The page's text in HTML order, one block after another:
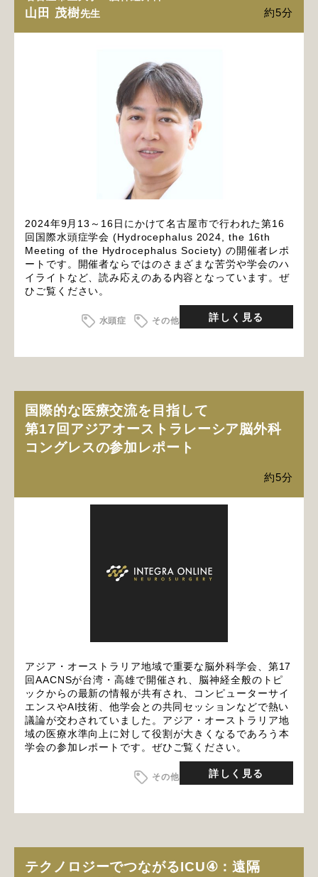
山田 茂樹先生 約5分
2024年9月13～16日にかけて名古屋市で行われた第16
回国際水頭症学会 (Hydrocephalus 2024, the 16th
Meeting of the Hydrocephalus Society) の開催者レポ
ートです。開催者ならではのさまざまな苦労や学会のハ
イライトなど、読み応えのある内容となっています。ぜ
ひご覧ください。
水頭症 その他 詳しく見る
国際的な医療交流を目指して
第17回アジアオーストラレーシア脳外科
コングレスの参加レポート
約5分
アジア・オーストラリア地域で重要な脳外科学会、第17
回AACNSが台湾・高雄で開催され、脳神経全般のトピ
ックからの最新の情報が共有され、コンピューターサイ
エンスやAI技術、他学会との共同セッションなどで熱い
議論が交わされていました。アジア・オーストラリア地
域の医療水準向上に対して役割が大きくなるであろう本
学会の参加レポートです。ぜひご覧ください。
その他 詳しく見る
テクノロジーでつながるICU④：遠隔